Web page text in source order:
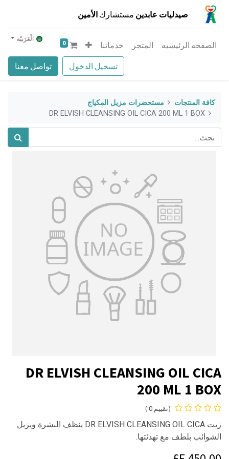
صيدليات عابدين مستشارك الأمين
تسجيل الدخول تواصل معنا
الصفحه الرئيسيه المتجر خدماتنا 0 الْعَرَبيّة
كافة المنتجات
مستحضرات مزيل المكياج
DR ELVISH CLEANSING OIL CICA 200 ML 1 BOX
DR ELVISH CLEANSING OIL CICA
200 ML 1 BOX
(تقييم 0 )
زيت DR ELVISH CLEANSING OIL CICA ينظف البشرة ويزيل
الشوائب بلطف مع تهدئتها.